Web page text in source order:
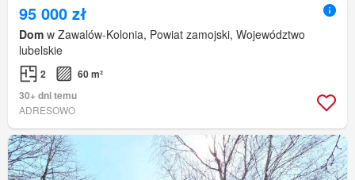
95 000 zł
Dom w Zawalów-Kolonia, Powiat zamojski, Województwo
lubelskie
2
60 m²
30+ dni temu
ADRESOWO